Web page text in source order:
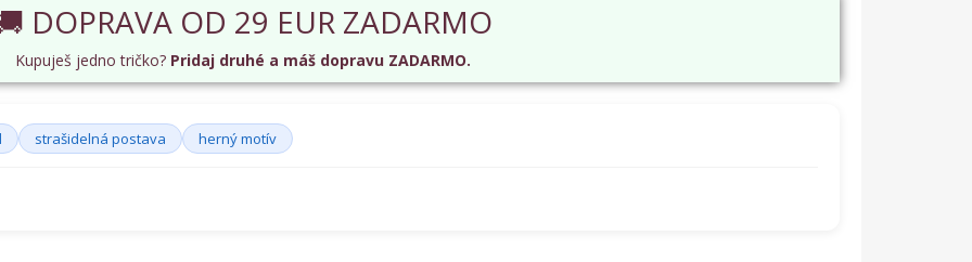
DOPRAVA OD 29 EUR ZADARMO
Kupuješ jedno tričko? Pridaj druhé a máš dopravu ZADARMO.
strašidelná postava herný motív